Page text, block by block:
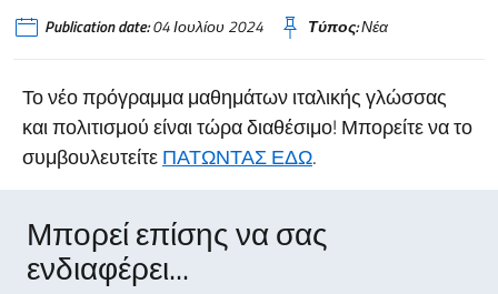
Publication date:04 Ιουλίου 2024 Τύπος:Νέα
Το νέο πρόγραμμα μαθημάτων ιταλικής γλώσσας
και πολιτισμού είναι τώρα διαθέσιμο! Μπορείτε να το
συμβουλευτείτεΠΑΤΩΝΤΑΣ ΕΔΩ.
Μπορεί επίσης να σας
ενδιαφέρει...